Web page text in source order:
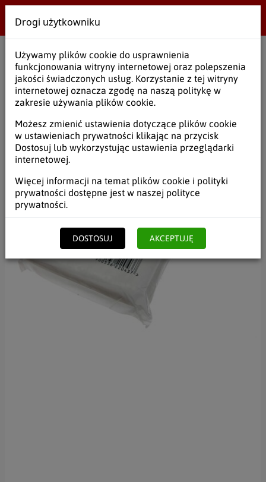
Wielobranżowe
Start / Opakowania / Opakowania foliowe / Worki cienkie HDPE
Drogi użytkowniku
Używamy plików cookie do usprawnienia
funkcjonowania witryny internetowej oraz polepszenia
jakości świadczonych usług. Korzystanie z tej witryny
internetowej oznacza zgodę na naszą politykę w
zakresie używania plików cookie.
Możesz zmienić ustawienia dotyczące plików cookie
w ustawieniach prywatności klikając na przycisk
Dostosuj lub wykorzystując ustawienia przeglądarki
internetowej.
Więcej informacji na temat plików cookie i polityki
prywatności dostępne jest w naszej polityce
prywatności.
DOSTOSUJ AKCEPTUJĘ